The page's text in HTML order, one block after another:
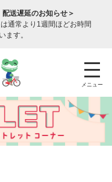
送遅延のお知らせ＞
通常より1週間ほどお時間
ます。
メニュー